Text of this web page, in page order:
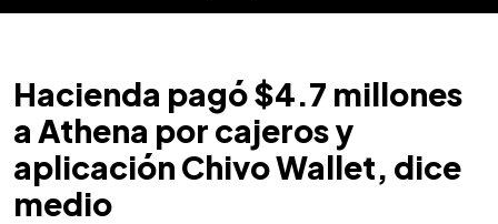
Hacienda pagó $4.7 millones
a Athena por cajeros y
aplicación Chivo Wallet, dice
medio